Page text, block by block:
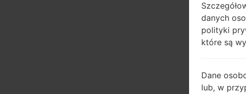
danych
polityki
które są
Dane
lub, w